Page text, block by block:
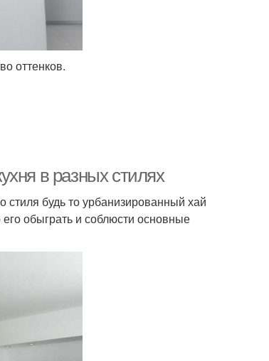
оттенков.
в разных стилях
будь то урбанизированный хай
обыграть и соблюсти основные